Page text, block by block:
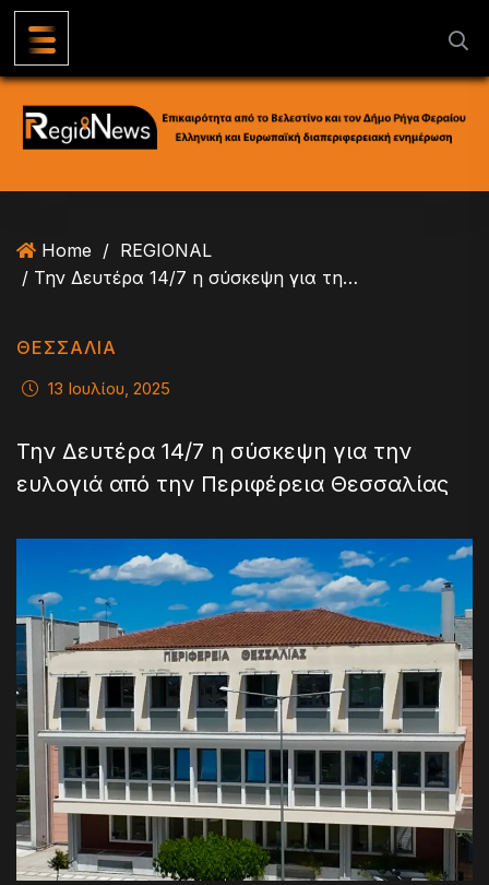
Home / REGIONAL
/ Την Δευτέρα 14/7 η σύσκεψη για την ευλογιά από την Περιφέρεια Θεσσαλίας
ΘΕΣΣΑΛΙΑ
13 Ιουλίου, 2025
Την Δευτέρα 14/7 η σύσκεψη για την
ευλογιά από την Περιφέρεια Θεσσαλίας